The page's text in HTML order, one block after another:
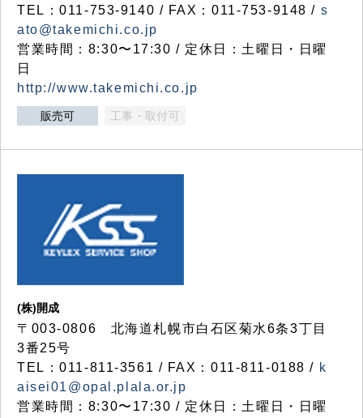
TEL：011-753-9140 / FAX：011-753-9148 / s
ato@takemichi.co.jp
営業時間：8:30〜17:30 / 定休日：土曜日・日曜
日
http://www.takemichi.co.jp
販売可 工事・取付可
(株)開成
〒003-0806 北海道札幌市白石区菊水6条3丁目
3番25号
TEL：011-811-3561 / FAX：011-811-0188 / k
aisei01@opal.plala.or.jp
営業時間：8:30〜17:30 / 定休日：土曜日・日曜